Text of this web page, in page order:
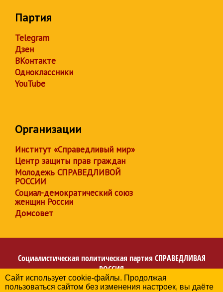
Партия
Telegram
Дзен
ВКонтакте
Одноклассники
YouTube
Организации
Институт «Справедливый мир»
Центр защиты прав граждан
Молодежь СПРАВЕДЛИВОЙ
РОССИИ
Социал-демократический союз
женщин России
Домсовет
Социалистическая политическая партия СПРАВЕДЛИВАЯ
РОССИЯ
Региональное отделение партии в Республике
Сайт использует cookie-файлы. Продолжая
пользоваться сайтом без изменения настроек, вы даёте